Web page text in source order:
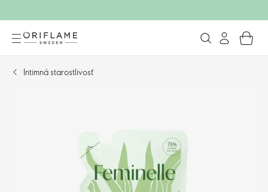
Intimná starostlivosť